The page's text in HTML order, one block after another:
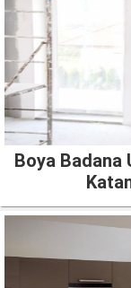
Boya Badana